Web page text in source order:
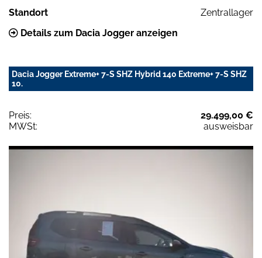
Standort
Zentrallager
Details zum Dacia Jogger anzeigen
Dacia Jogger Extreme+ 7-S SHZ Hybrid 140 Extreme+ 7-S SHZ
10.
Preis:
29.499,00 €
MWSt:
ausweisbar